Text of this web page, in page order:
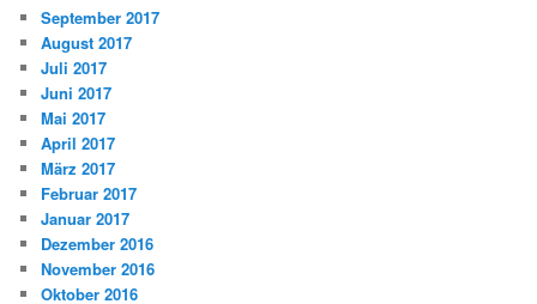
September 2017
August 2017
Juli 2017
Juni 2017
Mai 2017
April 2017
März 2017
Februar 2017
Januar 2017
Dezember 2016
November 2016
Oktober 2016